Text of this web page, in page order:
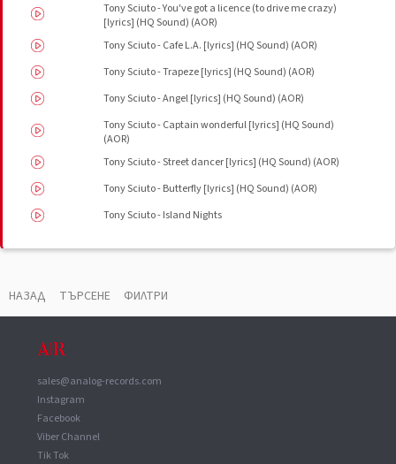
Tony Sciuto - You've got a licence (to drive me crazy)
[lyrics] (HQ Sound) (AOR)
Tony Sciuto - Cafe L.A. [lyrics] (HQ Sound) (AOR)
Tony Sciuto - Trapeze [lyrics] (HQ Sound) (AOR)
Tony Sciuto - Angel [lyrics] (HQ Sound) (AOR)
Tony Sciuto - Captain wonderful [lyrics] (HQ Sound)
(AOR)
Tony Sciuto - Street dancer [lyrics] (HQ Sound) (AOR)
Tony Sciuto - Butterfly [lyrics] (HQ Sound) (AOR)
Tony Sciuto - Island Nights
Manufactured By
Copyright (c)
CBS Inc.
НАЗАД ТЪРСЕНЕ ФИЛТРИ
sales@analog-records.com
Instagram
Facebook
Viber Channel
Tik Tok